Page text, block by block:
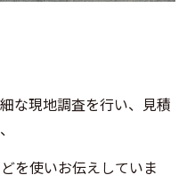
な現地調査を行い、見積
を使いお伝えしていま